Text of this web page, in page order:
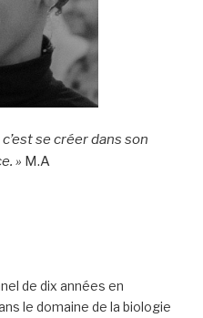
se créer dans son
» M.A
de dix années en
le domaine de la biologie